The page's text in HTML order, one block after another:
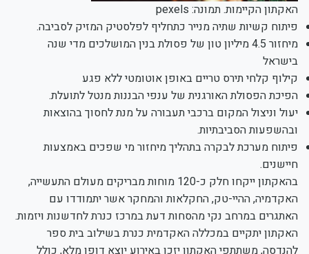
האקתון הקיימות. תמונה: pexels
פיתוח קשיות שתיה מנייר כתחליף לפלסטיק המזיק לסביבה.
מיחזור 4.5 מיליון טון של פסולת בנין המושלכים מדי שנה
בישראל
קילוף קלחי תירס טריים באופן אוטומטי ללא פגע
הפיכת הפסולת האורגנית של ענפי הבננות מנטל לתועלת.
יעול וניצול המקום ברכבי תעבורה על מנת לחסוך בהוצאות
ובהשפעות הסביבתיות.
פיתוח מערכת לבקרה בתהליך מיחזור מי שפכים באמצעות
חיישנים.
בהאקתון ייקחו חלק כ-120 מוחות מבריקים מעולם התעשייה,
האקדמיה, ההיי-טק, החקלאות והמחקר אשר יתמודדו עם
האתגרים במרחב נקי מהסחות דעת במרכז כנרת לחדשנות ויזמות.
האקתון יתקיים במכללה האקדמית כנרת בשילוב בית ספר
להנדסה, משתתפי האקתון יזכו באירוע יוצא דופן מלא, כולל